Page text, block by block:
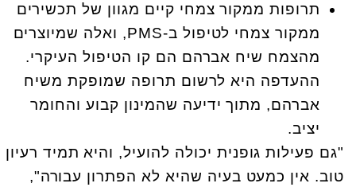
תרופות ממקור צמחי קיים מגוון של תכשירים
ממקור צמחי לטיפול ב-PMS, ואלה שמיוצרים
מהצמח שיח אברהם הם קו הטיפול העיקרי.
ההעדפה היא לרשום תרופה שמופקת משיח
אברהם, מתוך ידיעה שהמינון קבוע והחומר
יציב.
"גם פעילות גופנית יכולה להועיל, והיא תמיד רעיון
טוב. אין כמעט בעיה שהיא לא הפתרון עבורה",